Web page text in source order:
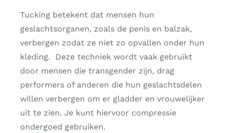
Tucking betekent dat mensen hun
geslachtsorganen, zoals de penis en balzak,
verbergen zodat ze niet zo opvallen onder hun
kleding. Deze techniek wordt vaak gebruikt
door mensen die transgender zijn, drag
performers of anderen die hun geslachtsdelen
willen verbergen om er gladder en vrouwelijker
uit te zien. Je kunt hiervoor compressie
ondergoed gebruiken.